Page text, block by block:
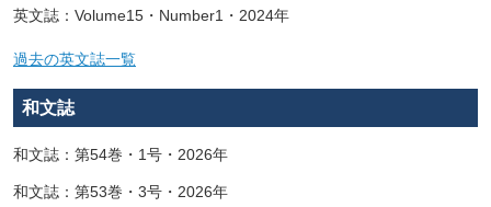
英文誌：Volume15・Number1・2024年
過去の英文誌一覧
和文誌
和文誌：第54巻・1号・2026年
和文誌：第53巻・3号・2026年